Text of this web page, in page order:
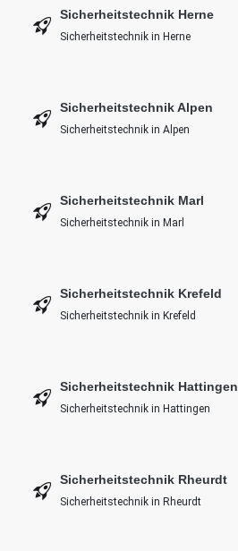
Sicherheitstechnik Herne
Sicherheitstechnik in Herne
Sicherheitstechnik Alpen
Sicherheitstechnik in Alpen
Sicherheitstechnik Marl
Sicherheitstechnik in Marl
Sicherheitstechnik Krefeld
Sicherheitstechnik in Krefeld
Sicherheitstechnik Hattingen
Sicherheitstechnik in Hattingen
Sicherheitstechnik Rheurdt
Sicherheitstechnik in Rheurdt